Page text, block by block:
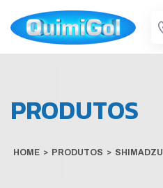
PRODUTOS
HOME > PRODUTOS > SHIMADZU